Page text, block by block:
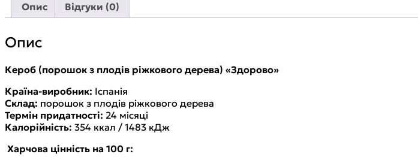
Опис Відгуки (0)
Опис
Кероб (порошок з плодів ріжкового дерева) «Здорово»
Країна-виробник: Іспанія
Склад: порошок з плодів ріжкового дерева
Термін придатності: 24 місяці
Калорійність: 354 ккал / 1483 кДж
Харчова цінність на 100 г: